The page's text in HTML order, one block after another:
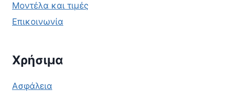
Μοντέλα και τιμές
Επικοινωνία
Χρήσιμα
Ασφάλεια